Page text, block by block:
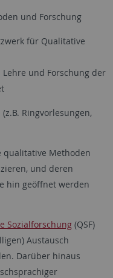
und Forschung
für Qualitative
und Forschung der
Ringvorlesungen,
qualitative Methoden
und deren
hin geöffnet werden
Sozialforschung(QSF)
Austausch
Darüber hinaus